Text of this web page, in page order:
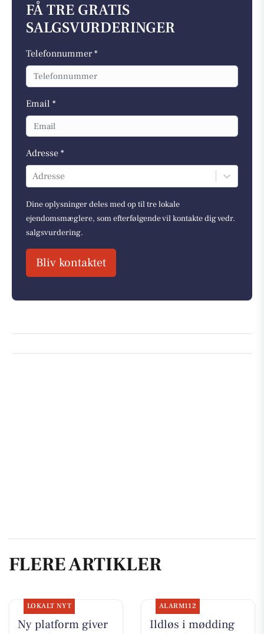
FÅ TRE GRATIS
SALGSVURDERINGER
Telefonnummer *
Email *
Adresse *
Adresse
Dine oplysninger deles med op til tre lokale
ejendomsmæglere, som efterfølgende vil kontakte dig vedr.
salgsvurdering.
Bliv kontaktet
FLERE ARTIKLER
LOKALT NYT
Ny platform giver
ALARM112
Ildløs i mødding